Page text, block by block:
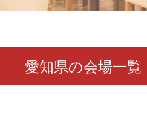
愛知県の会場一覧